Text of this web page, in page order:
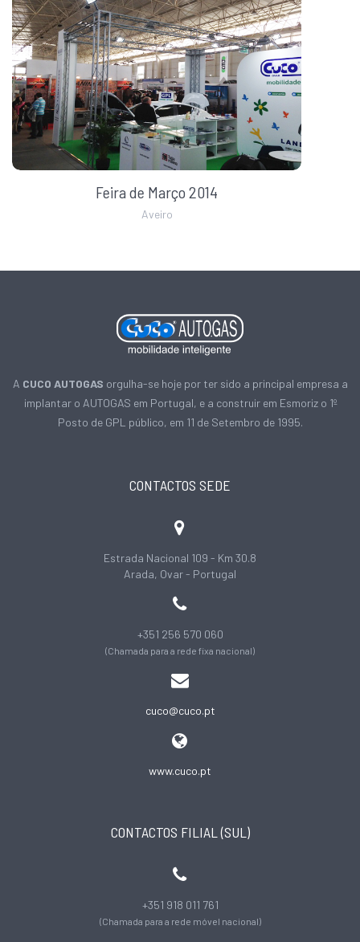
Feira de Março 2014
Aveiro
A CUCO AUTOGAS orgulha-se hoje por ter sido a principal empresa a
implantar o AUTOGAS em Portugal, e a construir em Esmoriz o 1º
Posto de GPL público, em 11 de Setembro de 1995.
CONTACTOS SEDE
Estrada Nacional 109 - Km 30.8
Arada, Ovar - Portugal
+351 256 570 060
(Chamada para a rede fixa nacional)
cuco@cuco.pt
www.cuco.pt
CONTACTOS FILIAL (SUL)
+351 918 011 761
(Chamada para a rede móvel nacional)